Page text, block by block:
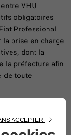
VHU
obligatoires
Professional
la prise en charge
dont la
la préfecture afin
de toute
des véhicules